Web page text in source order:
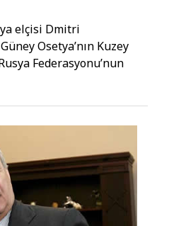
elçisi Dmitri
Osetya’nın Kuzey
Federasyonu’nun